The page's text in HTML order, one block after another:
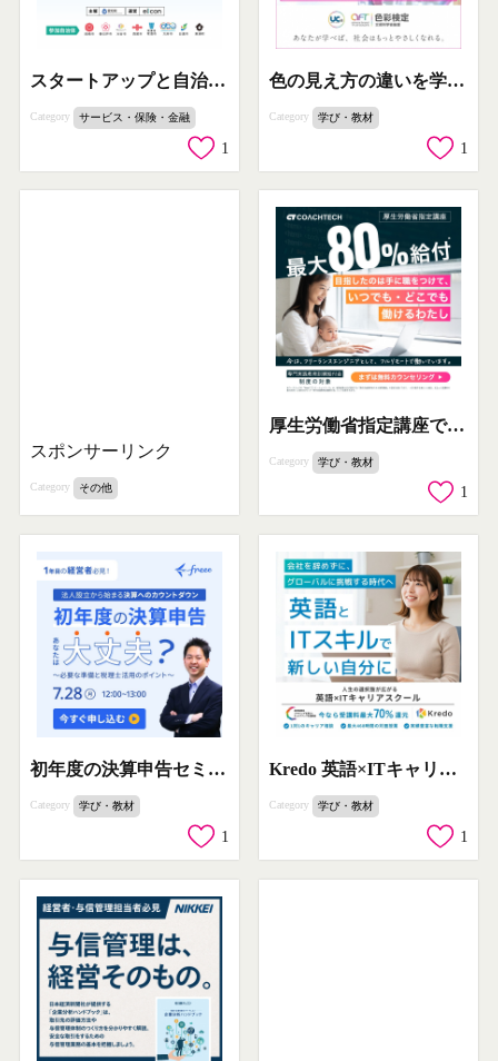
スタートアップと自治体で挑む未来のまちづくり支援プロジェクト「スタまち」
Category サービス・保険・金融
1
色の見え方の違いを学ぶ 色彩検定 UC級
Category 学び・教材
1
スポンサーリンク
Category その他
厚生労働省指定講座で最大80％給付のフリーランスエンジニア養成
Category 学び・教材
1
初年度の決算申告セミナー 税理士活用のポイント解説
Category 学び・教材
1
Kredo 英語×ITキャリアスクール
Category 学び・教材
1